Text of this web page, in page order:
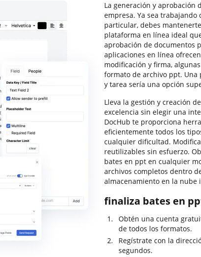
La generación y aprobación
empresa. Ya sea
particular, debes
plataforma en línea ideal
aprobación de documentos
aplicaciones en línea
modificación y firma,
formato de archivo ppt.
y tarea sería una opción
Lleva la gestión y creación
excelencia sin elegir una
DocHub te proporciona
eficientemente todos los
cualquier dificultad.
reutilizables sin esfuerzo.
bates en ppt en cualquier
archivos completos dentro
almacenamiento en la nube
finaliza bates en
Obtén una cuenta
de todos los formatos.
Regístrate con la
segundos.